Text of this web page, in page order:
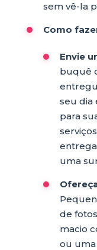
sem vê-la
Como
Envie
buquê
seu dia
para
uma
de
macio
ou uma